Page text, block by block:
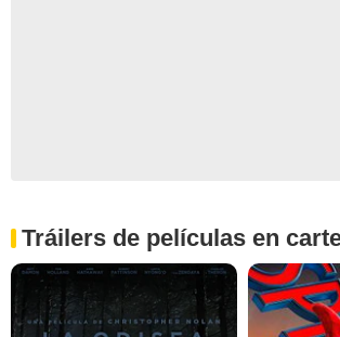
Tráilers de películas en